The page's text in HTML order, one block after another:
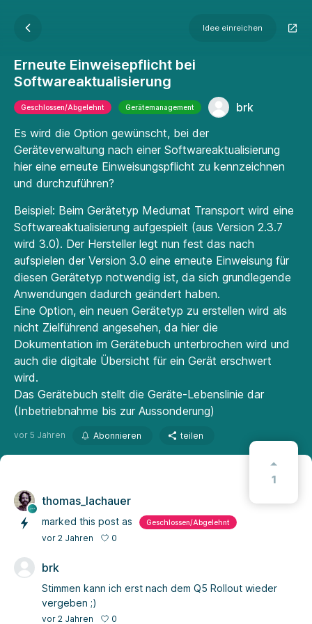
Idee einreichen
Erneute Einweisepflicht bei
Softwareaktualisierung
Geschlossen/Abgelehnt Gerätemanagement
brk
Es wird die Option gewünscht, bei der
Geräteverwaltung nach einer Softwareaktualisierung
hier eine erneute Einweisungspflicht zu kennzeichnen
und durchzuführen?
Beispiel: Beim Gerätetyp Medumat Transport wird eine
Softwareaktualisierung aufgespielt (aus Version 2.3.7
wird 3.0). Der Hersteller legt nun fest das nach
aufspielen der Version 3.0 eine erneute Einweisung für
diesen Gerätetyp notwendig ist, da sich grundlegende
Anwendungen dadurch geändert haben.
Eine Option, ein neuen Gerätetyp zu erstellen wird als
nicht Zielführend angesehen, da hier die
Dokumentation im Gerätebuch unterbrochen wird und
auch die digitale Übersicht für ein Gerät erschwert
wird.
Das Gerätebuch stellt die Geräte-Lebenslinie dar
(Inbetriebnahme bis zur Aussonderung)
vor 5 Jahren Abonnieren teilen
1
thomas_lachauer
marked this post as Geschlossen/Abgelehnt
vor 2 Jahren 0
brk
Stimmen kann ich erst nach dem Q5 Rollout wieder
vergeben ;)
vor 2 Jahren 0